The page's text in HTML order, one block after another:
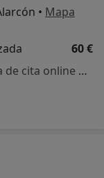
• Mapa
60 €
Este especialista no ofrece reserva de cita online en esta dirección.